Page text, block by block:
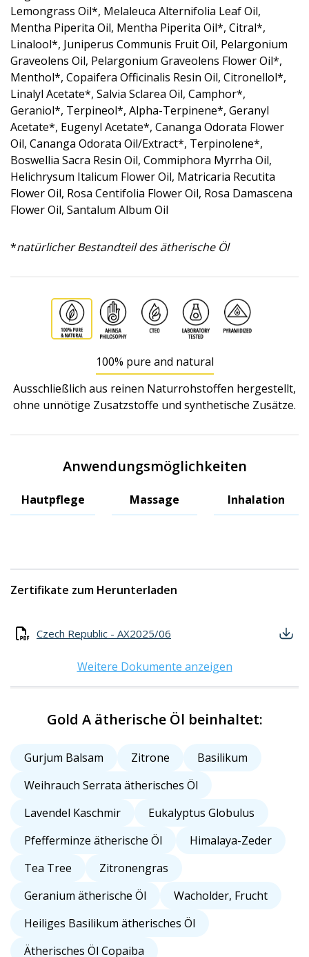
Lemongrass Oil*, Melaleuca Alternifolia Leaf Oil,
Mentha Piperita Oil, Mentha Piperita Oil*, Citral*,
Linalool*, Juniperus Communis Fruit Oil, Pelargonium
Graveolens Oil, Pelargonium Graveolens Flower Oil*,
Menthol*, Copaifera Officinalis Resin Oil, Citronellol*,
Linalyl Acetate*, Salvia Sclarea Oil, Camphor*,
Geraniol*, Terpineol*, Alpha-Terpinene*, Geranyl
Acetate*, Eugenyl Acetate*, Cananga Odorata Flower
Oil, Cananga Odorata Oil/Extract*, Terpinolene*,
Boswellia Sacra Resin Oil, Commiphora Myrrha Oil,
Helichrysum Italicum Flower Oil, Matricaria Recutita
Flower Oil, Rosa Centifolia Flower Oil, Rosa Damascena
Flower Oil, Santalum Album Oil
*natürlicher Bestandteil des ätherische Öl
100% pure and natural
Ausschließlich aus reinen Naturrohstoffen hergestellt,
ohne unnötige Zusatzstoffe und synthetische Zusätze.
Anwendungsmöglichkeiten
Hautpflege Massage Inhalation
Zertifikate zum Herunterladen
Czech Republic - AX2025/06
Weitere Dokumente anzeigen
Gold A ätherische Öl beinhaltet:
Gurjum Balsam Zitrone
Basilikum
Weihrauch Serrata ätherisches Öl
Lavendel Kaschmir
Eukalyptus Globulus
Pfefferminze ätherische Öl
Himalaya-Zeder
Tea Tree
Zitronengras
Geranium ätherische Öl
Wacholder, Frucht
Heiliges Basilikum ätherisches Öl
Ätherisches Öl Copaiba